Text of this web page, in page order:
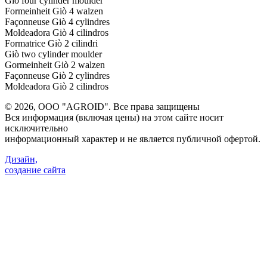
Formeinheit Giò 4 walzen
Façonneuse Giò 4 cylindres
Moldeadora Giò 4 cilindros
Formatrice Giò 2 cilindri
Giò two cylinder moulder
Gormeinheit Giò 2 walzen
Façonneuse Giò 2 cylindres
Moldeadora Giò 2 cilindros
© 2026, ООО "AGROID". Все права защищены
Вся информация (включая цены) на этом сайте носит
исключительно
информационный характер и не является публичной офертой.
Дизайн,
создание сайта